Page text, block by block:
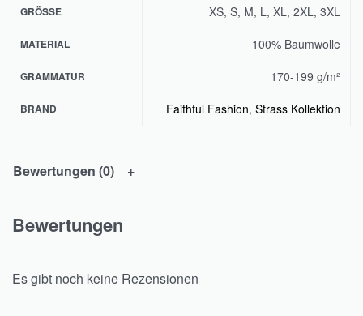
GRÖSSE XS, S, M, L, XL, 2XL, 3XL
MATERIAL 100% Baumwolle
GRAMMATUR 170-199 g/m²
BRAND Faithful Fashion, Strass Kollektion
Bewertungen (0)
Bewertungen
Es gibt noch keine Rezensionen